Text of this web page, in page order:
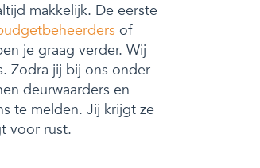
makkelijk. De eerste
of
je graag verder. Wij
Zodra jij bij ons onder
deurwaarders en
te melden. Jij krijgt ze
voor rust.